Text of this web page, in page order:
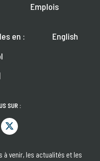
Emplois
en :
English
SUR :
à venir, les actualités et les